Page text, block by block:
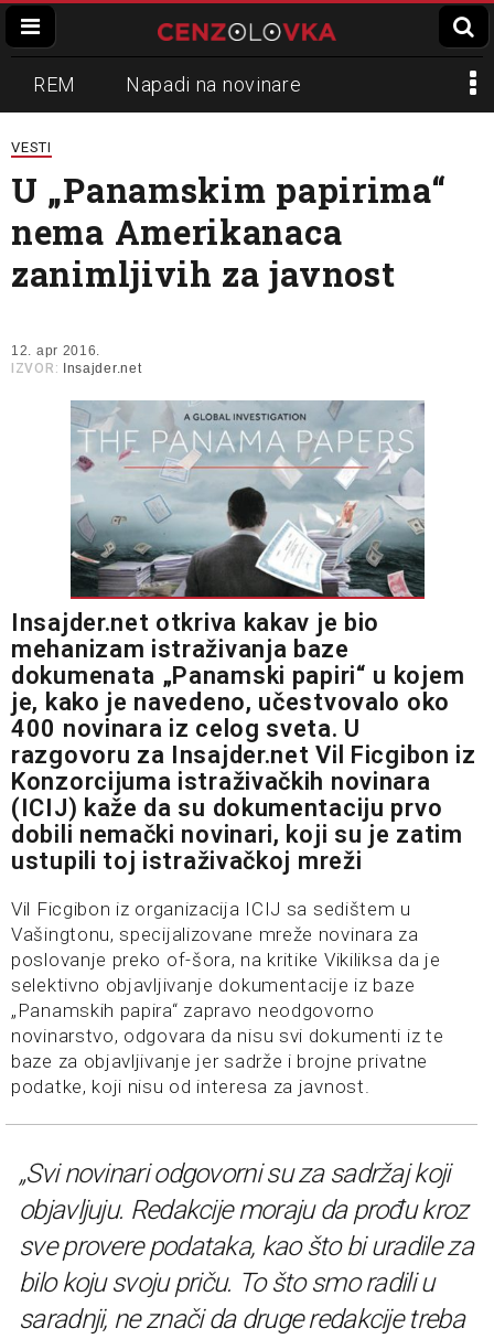
REM Napadi na novinare
Zvučni top
Propaganda Lokalni mediji
Informer Slavko Ćuruvija
VESTI
U „Panamskim papirima“
nema Amerikanaca
zanimljivih za javnost
12. apr 2016.
IZVOR:
Insajder.net
Insajder.net otkriva kakav je bio
mehanizam istraživanja baze
dokumenata „Panamski papiri“ u kojem
je, kako je navedeno, učestvovalo oko
400 novinara iz celog sveta. U
razgovoru za Insajder.net Vil Ficgibon iz
Konzorcijuma istraživačkih novinara
(ICIJ) kaže da su dokumentaciju prvo
dobili nemački novinari, koji su je zatim
ustupili toj istraživačkoj mreži
Vil Ficgibon iz organizacija ICIJ sa sedištem u
Vašingtonu, specijalizovane mreže novinara za
poslovanje preko of-šora, na kritike Vikiliksa da je
selektivno objavljivanje dokumentacije iz baze
„Panamskih papira“ zapravo neodgovorno
novinarstvo, odgovara da nisu svi dokumenti iz te
baze za objavljivanje jer sadrže i brojne privatne
podatke, koji nisu od interesa za javnost.
„Svi novinari odgovorni su za sadržaj koji
objavljuju. Redakcije moraju da prođu kroz
sve provere podataka, kao što bi uradile za
bilo koju svoju priču. To što smo radili u
saradnji, ne znači da druge redakcije treba